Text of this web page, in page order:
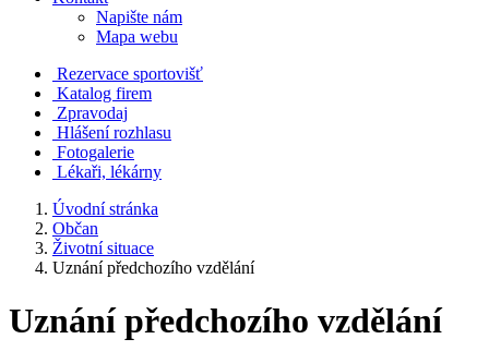
Napište nám
Mapa webu
Rezervace sportovišť
Katalog firem
Zpravodaj
Hlášení rozhlasu
Fotogalerie
Lékaři, lékárny
Úvodní stránka
Občan
Životní situace
Uznání předchozího vzdělání
Uznání předchozího vzdělání